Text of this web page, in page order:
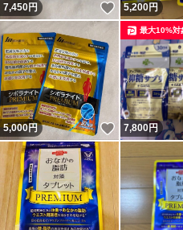
7,450円 いいね！
5,200円
5,000円 いいね！
7,800円
最大10%対